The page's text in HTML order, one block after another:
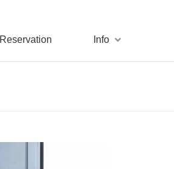
Reservation Info